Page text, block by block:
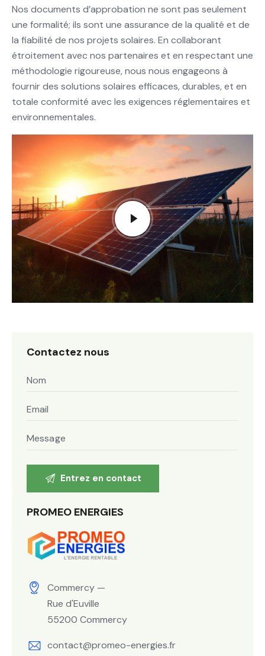
Nos documents d’approbation ne sont pas seulement
une formalité; ils sont une assurance de la qualité et de
la fiabilité de nos projets solaires. En collaborant
étroitement avec nos partenaires et en respectant une
méthodologie rigoureuse, nous nous engageons à
fournir des solutions solaires efficaces, durables, et en
totale conformité avec les exigences réglementaires et
environnementales.
Contactez nous
PROMEO ENERGIES
Commercy —
Rue d'Euville
55200 Commercy
contact@promeo-energies.fr